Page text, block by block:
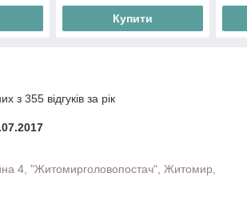
Купити
з 355 відгуків за рік
4, "Житомирголовопостач", Житомир,